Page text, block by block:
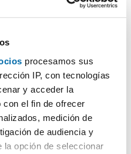
procesamos sus
IP, con tecnologías
y acceder la
el fin de ofrecer
medición de
de audiencia y
la opción de seleccionar
PREMIUM